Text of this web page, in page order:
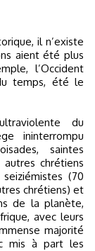
aient été plus
l’Occident
temps, été le
du
ininterrompu
saintes
chrétiens
(70
chrétiens) et
de la planète,
avec leurs
majorité
mis à part les